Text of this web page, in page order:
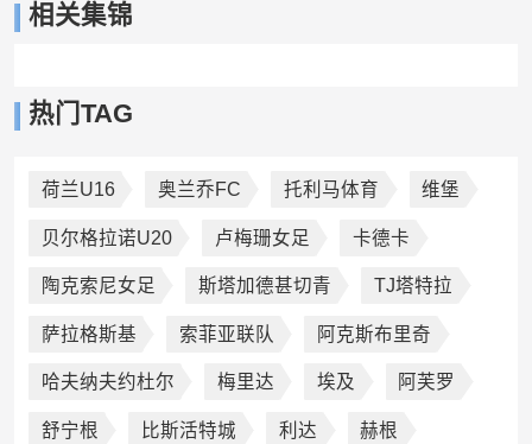
相关集锦
热门TAG
荷兰U16 奥兰乔FC 托利马体育 维堡
贝尔格拉诺U20 卢梅珊女足 卡德卡
陶克索尼女足 斯塔加德甚切青 TJ塔特拉
萨拉格斯基 索菲亚联队 阿克斯布里奇
哈夫纳夫约杜尔 梅里达 埃及 阿芙罗
舒宁根 比斯活特城 利达 赫根